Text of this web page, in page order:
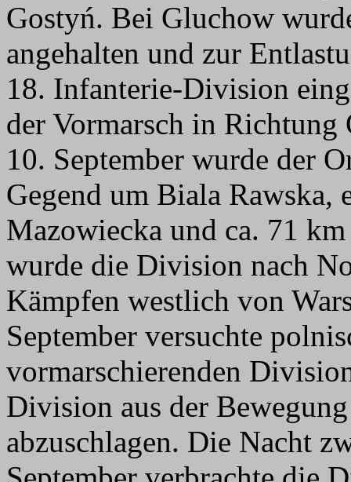
Gostyń. Bei Gluchow
angehalten und zur
18. Infanterie-Division
der Vormarsch in Richtung
10. September wurde der
Gegend um Biala
Mazowiecka und ca. 71
wurde die Division nach
Kämpfen westlich von
September versuchte
vormarschierenden
Division aus der
abzuschlagen. Die Nacht